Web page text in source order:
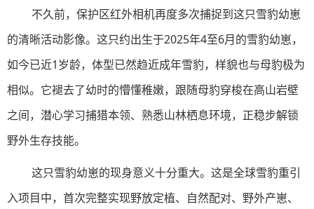
不久前，保护区红外相机再度多次捕捉到这只雪豹幼崽
的清晰活动影像。这只约出生于2025年4至6月的雪豹幼崽，
如今已近1岁龄，体型已然趋近成年雪豹，样貌也与母豹极为
相似。它褪去了幼时的懵懂稚嫩，跟随母豹穿梭在高山岩壁
之间，潜心学习捕猎本领、熟悉山林栖息环境，正稳步解锁
野外生存技能。
这只雪豹幼崽的现身意义十分重大。这是全球雪豹重引
入项目中，首次完整实现野放定植、自然配对、野外产崽、